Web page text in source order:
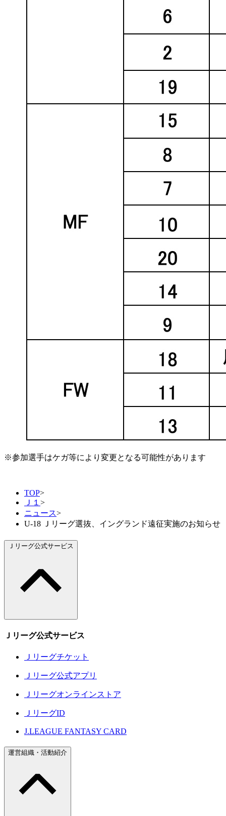
※参加選手はケガ等により変更となる可能性があります
TOP>
Ｊ１ >
ニュース>
U-18 Ｊリーグ選抜、イングランド遠征実施のお知らせ
Ｊリーグ公式サービス
Ｊリーグ公式サービス
Ｊリーグチケット
Ｊリーグ公式アプリ
Ｊリーグオンラインストア
ＪリーグID
J.LEAGUE FANTASY CARD
運営組織・活動紹介